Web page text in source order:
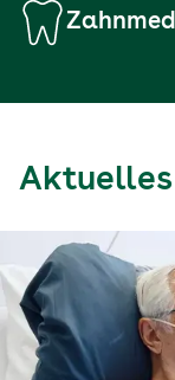
Aktuelles